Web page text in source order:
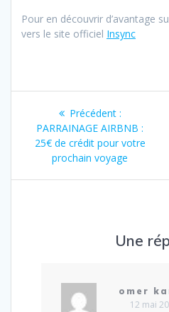
Pour en découvrir d’avantage
vers le site officiel Insync
Navigation
de
l’article
Précédent :Article
précédent
:
PARRAINAGE AIRBNB :
25€ de crédit pour votre
prochain voyage
Une
omer
12 mai